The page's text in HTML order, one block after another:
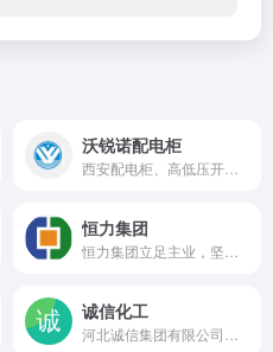
沃锐诺配电柜
恒力集团
诚信化工